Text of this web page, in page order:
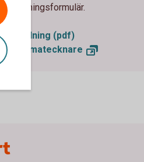
(pdf)
firmatecknare